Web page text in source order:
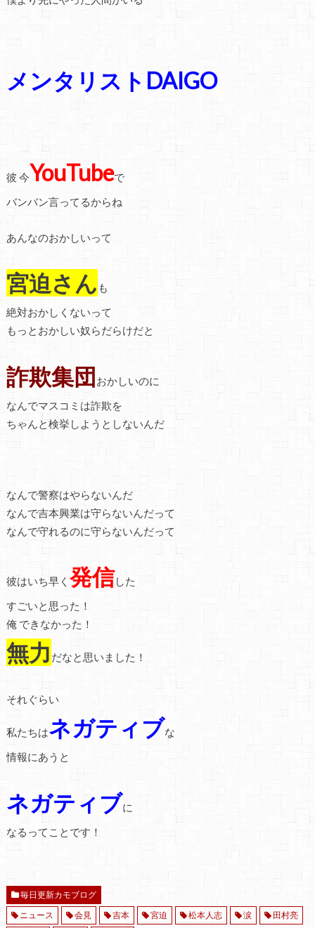
メンタリストDAIGO
彼 今YouTubeで
バンバン言ってるからね
あんなのおかしいって
宮迫さん も
絶対おかしくないって
もっとおかしい奴らだらけだと
詐欺集団おかしいのに
なんでマスコミは詐欺を
ちゃんと検挙しようとしないんだ
なんで警察はやらないんだ
なんで吉本興業は守らないんだって
なんで守れるのに守らないんだって
彼はいち早く 発信した
すごいと思った！
俺 できなかった！
無力 だなと思いました！
それぐらい
私たちはネガティブな
情報にあうと
ネガティブに
なるってことです！
毎日更新カモブログ
ニュース
会見 吉本 宮迫 松本人志 涙
田村亮